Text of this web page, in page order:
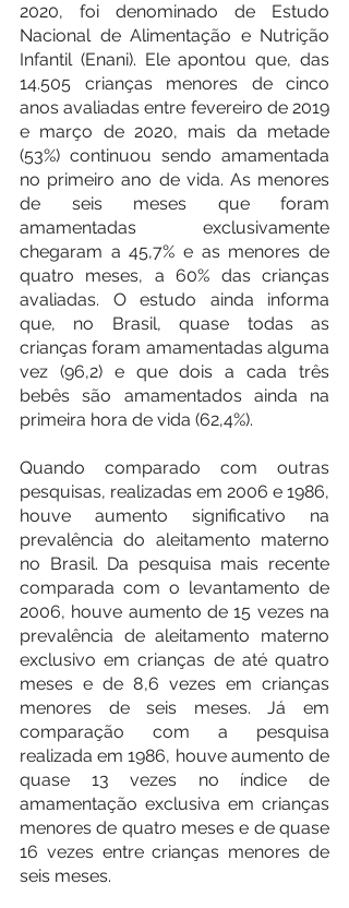
2020, foi denominado de Estudo
Nacional de Alimentação e Nutrição
Infantil (Enani). Ele apontou que, das
14.505 crianças menores de cinco
anos avaliadas entre fevereiro de 2019
e março de 2020, mais da metade
(53%) continuou sendo amamentada
no primeiro ano de vida. As menores
de seis meses que foram
amamentadas exclusivamente
chegaram a 45,7% e as menores de
quatro meses, a 60% das crianças
avaliadas. O estudo ainda informa
que, no Brasil, quase todas as
crianças foram amamentadas alguma
vez (96,2) e que dois a cada três
bebês são amamentados ainda na
primeira hora de vida (62,4%).
Quando comparado com outras
pesquisas, realizadas em 2006 e 1986,
houve aumento significativo na
prevalência do aleitamento materno
no Brasil. Da pesquisa mais recente
comparada com o levantamento de
2006, houve aumento de 15 vezes na
prevalência de aleitamento materno
exclusivo em crianças de até quatro
meses e de 8,6 vezes em crianças
menores de seis meses. Já em
comparação com a pesquisa
realizada em 1986, houve aumento de
quase 13 vezes no índice de
amamentação exclusiva em crianças
menores de quatro meses e de quase
16 vezes entre crianças menores de
seis meses.